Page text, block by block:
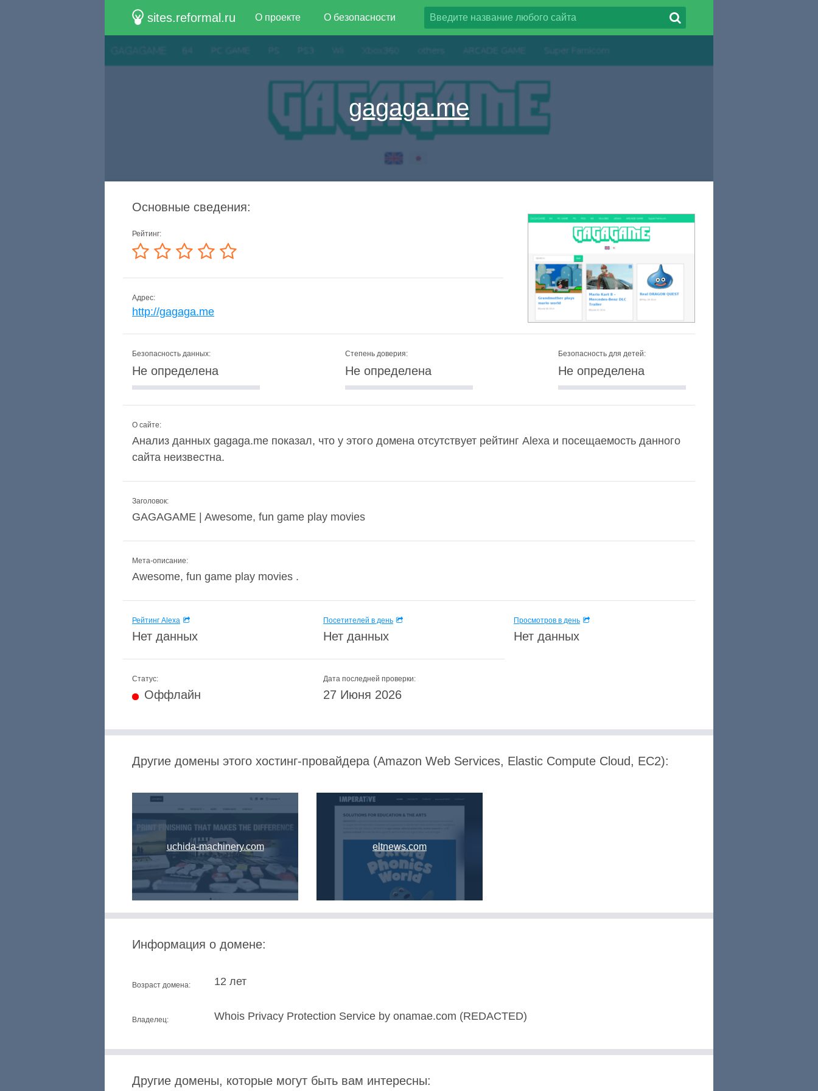
sites.reformal.ru О проекте О безопасности
gagaga.me
Основные сведения:
Рейтинг:
Адрес:
http://gagaga.me
Безопасность данных:
Не определена
Степень доверия:
Не определена
Безопасность для детей:
Не определена
О сайте:
Анализ данных gagaga.me показал, что у этого домена отсутствует рейтинг Alexa и посещаемость данного
сайта неизвестна.
Заголовок:
GAGAGAME | Awesome, fun game play movies
Мета-описание:
Awesome, fun game play movies .
Рейтинг Alexa
Нет данных
Посетителей в день
Нет данных
Просмотров в день
Нет данных
Статус:
Оффлайн
Дата последней проверки:
27 Июня 2026
Другие домены этого хостинг-провайдера (Amazon Web Services, Elastic Compute Cloud, EC2):
uchida-machinery.com eltnews.com
Информация о домене:
Возраст домена: 12 лет
Владелец: Whois Privacy Protection Service by onamae.com (REDACTED)
Другие домены, которые могут быть вам интересны: